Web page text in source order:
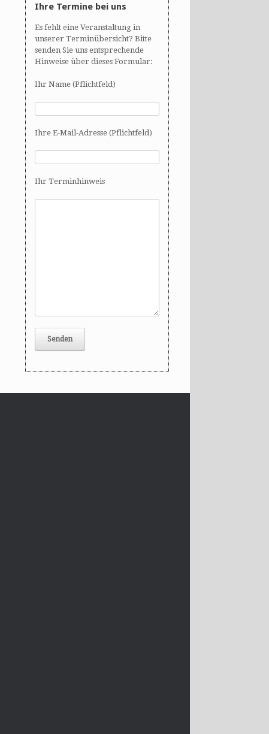
Ihre Termine bei uns
Es fehlt eine Veranstaltung in
unserer Terminübersicht? Bitte
senden Sie uns entsprechende
Hinweise über dieses Formular:
Ihr Name (Pflichtfeld)
Ihre E-Mail-Adresse (Pflichtfeld)
Ihr Terminhinweis